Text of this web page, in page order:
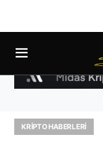
KRIPTO HABERLERI